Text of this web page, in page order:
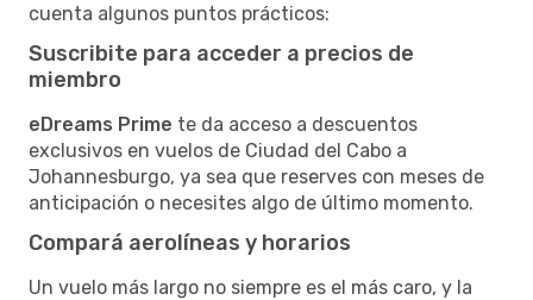
cuenta algunos puntos prácticos:
Suscribite para acceder a precios de
miembro
eDreams Prime te da acceso a descuentos
exclusivos en vuelos de Ciudad del Cabo a
Johannesburgo, ya sea que reserves con meses de
anticipación o necesites algo de último momento.
Compará aerolíneas y horarios
Un vuelo más largo no siempre es el más caro, y la